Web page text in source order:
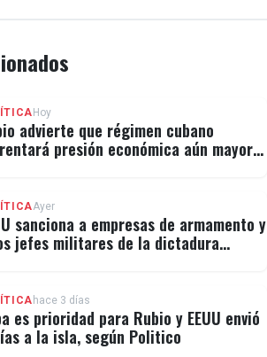
Hoy
advierte que régimen cubano
presión económica aún mayor:
Ayer
sanciona a empresas de armamento y
jefes militares de la dictadura
hace 3 días
es prioridad para Rubio y EEUU envió
a la isla, según Politico